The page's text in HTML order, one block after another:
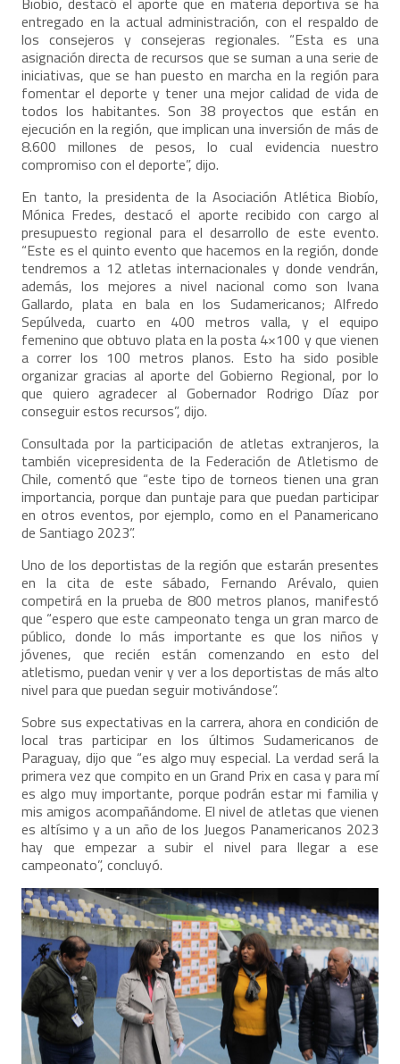
entregado en la actual administración, con el respaldo de
los consejeros y consejeras regionales. “Esta es una
asignación directa de recursos que se suman a una serie de
iniciativas, que se han puesto en marcha en la región para
fomentar el deporte y tener una mejor calidad de vida de
todos los habitantes. Son 38 proyectos que están en
ejecución en la región, que implican una inversión de más de
8.600 millones de pesos, lo cual evidencia nuestro
compromiso con el deporte”, dijo.
En tanto, la presidenta de la Asociación Atlética Biobío,
Mónica Fredes, destacó el aporte recibido con cargo al
presupuesto regional para el desarrollo de este evento.
“Este es el quinto evento que hacemos en la región, donde
tendremos a 12 atletas internacionales y donde vendrán,
además, los mejores a nivel nacional como son Ivana
Gallardo, plata en bala en los Sudamericanos; Alfredo
Sepúlveda, cuarto en 400 metros valla, y el equipo
femenino que obtuvo plata en la posta 4×100 y que vienen
a correr los 100 metros planos. Esto ha sido posible
organizar gracias al aporte del Gobierno Regional, por lo
que quiero agradecer al Gobernador Rodrigo Díaz por
conseguir estos recursos”, dijo.
Consultada por la participación de atletas extranjeros, la
también vicepresidenta de la Federación de Atletismo de
Chile, comentó que “este tipo de torneos tienen una gran
importancia, porque dan puntaje para que puedan participar
en otros eventos, por ejemplo, como en el Panamericano
de Santiago 2023”.
Uno de los deportistas de la región que estarán presentes
en la cita de este sábado, Fernando Arévalo, quien
competirá en la prueba de 800 metros planos, manifestó
que “espero que este campeonato tenga un gran marco de
público, donde lo más importante es que los niños y
jóvenes, que recién están comenzando en esto del
atletismo, puedan venir y ver a los deportistas de más alto
nivel para que puedan seguir motivándose”.
Sobre sus expectativas en la carrera, ahora en condición de
local tras participar en los últimos Sudamericanos de
Paraguay, dijo que “es algo muy especial. La verdad será la
primera vez que compito en un Grand Prix en casa y para mí
es algo muy importante, porque podrán estar mi familia y
mis amigos acompañándome. El nivel de atletas que vienen
es altísimo y a un año de los Juegos Panamericanos 2023
hay que empezar a subir el nivel para llegar a ese
campeonato”, concluyó.